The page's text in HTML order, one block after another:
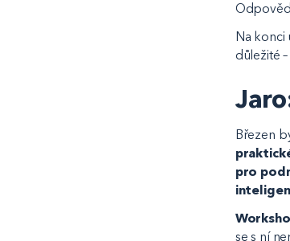
Na konci
důležité
Březen
pro
se s ní